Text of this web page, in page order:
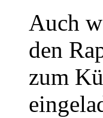
Auch
den
zum